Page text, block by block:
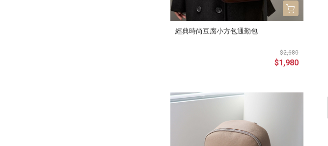
經典時尚豆腐小方包通勤包
$2,680
$1,980